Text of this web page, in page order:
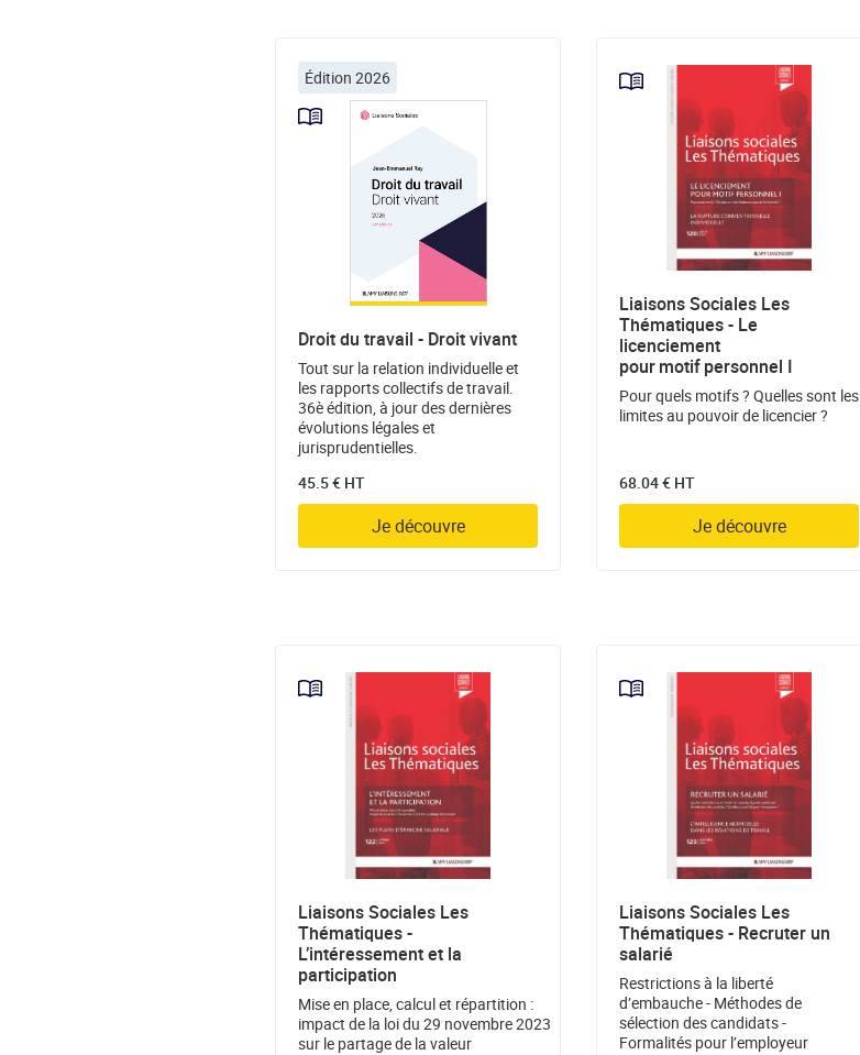
Édition 2026
Droit du travail - Droit vivant
Tout sur la relation individuelle et
les rapports collectifs de travail.
36è édition, à jour des dernières
évolutions légales et
jurisprudentielles.
45.5 € HT
Je découvre
Liaisons Sociales Les
Thématiques - Le
licenciement
pour motif personnel I
Pour quels motifs ? Quelles sont les
limites au pouvoir de licencier ?
68.04 € HT
Je découvre
Liaisons Sociales Les
Thématiques -
L’intéressement et la
participation
Mise en place, calcul et répartition :
impact de la loi du 29 novembre 2023
sur le partage de la valeur
Liaisons Sociales Les
Thématiques - Recruter un
salarié
Restrictions à la liberté
d’embauche - Méthodes de
sélection des candidats -
Formalités pour l’employeur